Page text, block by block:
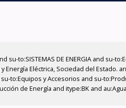
to:SISTEMAS DE ENERGIA and su-
Eléctrica, Sociedad del Estado.
to:Equipos y Accesorios and su-
de Energía and itype:BK and